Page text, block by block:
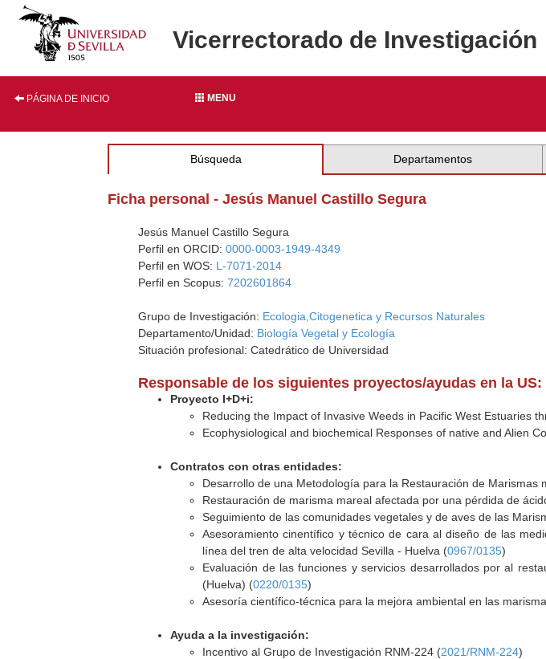
Vicerrectorado de Investigación
PÁGINA DE INICIO MENU
Búsqueda Departamentos
Ficha personal - Jesús Manuel Castillo Segura
Jesús Manuel Castillo Segura
Perfil en ORCID:0000-0003-1949-4349
Perfil en WOS: L-7071-2014
Perfil en Scopus:7202601864
Grupo de Investigación: Ecologia,Citogenetica y Recursos Naturales
Departamento/Unidad: Biología Vegetal y Ecología
Situación profesional: Catedrático de Universidad
Responsable de los siguientes proyectos/ayudas en la US:
Proyecto I+D+i:
Reducing the Impact of Invasive Weeds in Pacific West Estuaries
Ecophysiological and biochemical Responses of native and Alien
Contratos con otras entidades:
Desarrollo de una Metodología para la Restauración de
Restauración de marisma mareal afectada por una pérdida de
Seguimiento de las comunidades vegetales y de aves de las
Asesoramiento cinentífico y técnico de cara al diseño de las
línea del tren de alta velocidad Sevilla - Huelva (0967/0135)
Evaluación de las funciones y servicios desarrollados por al
(Huelva) (0220/0135)
Asesoría científico-técnica para la mejora ambiental en las
Ayuda a la investigación:
Incentivo al Grupo de Investigación RNM-224 (2021/RNM-224)